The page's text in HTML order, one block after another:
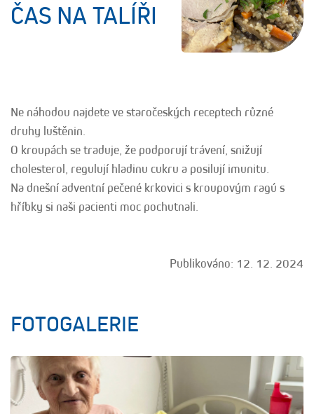
ČAS NA TALÍŘI
Ne náhodou najdete ve staročeských receptech různé
druhy luštěnin.
O kroupách se traduje, že podporují trávení, snižují
cholesterol, regulují hladinu cukru a posilují imunitu.
Na dnešní adventní pečené krkovici s kroupovým ragú s
hříbky si naši pacienti moc pochutnali.
Publikováno: 12. 12. 2024
FOTOGALERIE